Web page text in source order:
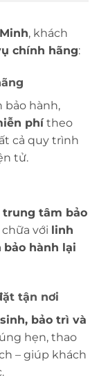
, khách
chính hãng:
bảo hành,
phítheo
cả quy trình
tử.
trung tâm bảo
với linh
bảo hành lại
tận nơi
bảo trì và
hẹn, thao
– giúp khách